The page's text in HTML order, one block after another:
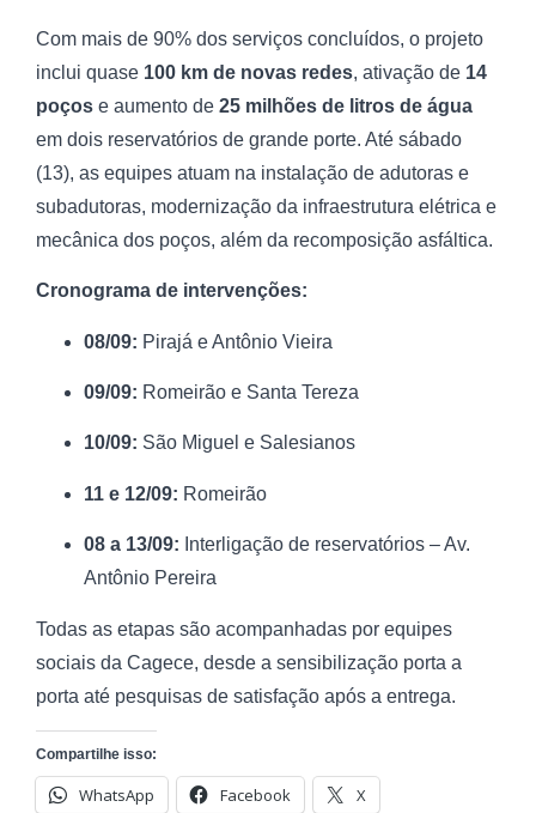
Com mais de 90% dos serviços concluídos, o projeto
inclui quase 100 km de novas redes, ativação de 14
poços e aumento de 25 milhões de litros de água
em dois reservatórios de grande porte. Até sábado
(13), as equipes atuam na instalação de adutoras e
subadutoras, modernização da infraestrutura elétrica e
mecânica dos poços, além da recomposição asfáltica.
Cronograma de intervenções:
08/09: Pirajá e Antônio Vieira
09/09: Romeirão e Santa Tereza
10/09: São Miguel e Salesianos
11 e 12/09: Romeirão
08 a 13/09: Interligação de reservatórios – Av.
Antônio Pereira
Todas as etapas são acompanhadas por equipes
sociais da Cagece, desde a sensibilização porta a
porta até pesquisas de satisfação após a entrega.
Compartilhe isso:
WhatsApp Facebook X